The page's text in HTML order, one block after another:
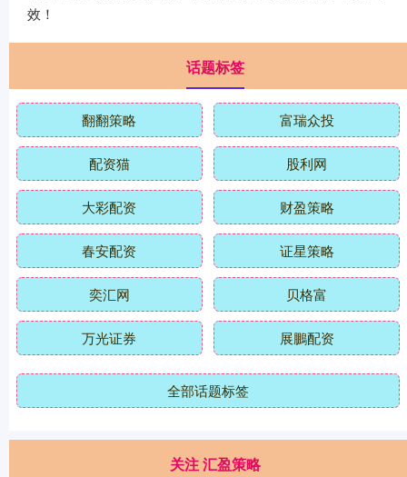
效！
话题标签
翻翻策略 富瑞众投
配资猫 股利网
大彩配资 财盈策略
春安配资 证星策略
奕汇网 贝格富
万光证券 展鵬配资
全部话题标签
关注 汇盈策略